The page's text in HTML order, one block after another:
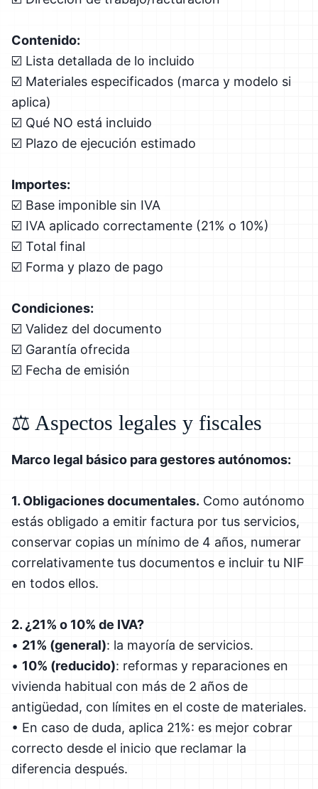
Contenido:
☑️ Lista detallada de lo incluido
☑️ Materiales especificados (marca y modelo si
aplica)
☑️ Qué NO está incluido
☑️ Plazo de ejecución estimado
Importes:
☑️ Base imponible sin IVA
☑️ IVA aplicado correctamente (21% o 10%)
☑️ Total final
☑️ Forma y plazo de pago
Condiciones:
☑️ Validez del documento
☑️ Garantía ofrecida
☑️ Fecha de emisión
⚖️ Aspectos legales y fiscales
Marco legal básico para gestores autónomos:
1. Obligaciones documentales. Como autónomo
estás obligado a emitir factura por tus servicios,
conservar copias un mínimo de 4 años, numerar
correlativamente tus documentos e incluir tu NIF
en todos ellos.
2. ¿21% o 10% de IVA?
• 21% (general): la mayoría de servicios.
• 10% (reducido): reformas y reparaciones en
vivienda habitual con más de 2 años de
antigüedad, con límites en el coste de materiales.
• En caso de duda, aplica 21%: es mejor cobrar
correcto desde el inicio que reclamar la
diferencia después.